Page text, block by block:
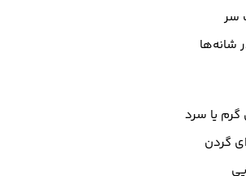
سر
شانه‌ها
گرم یا سرد
گردن